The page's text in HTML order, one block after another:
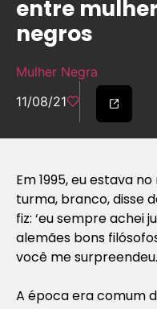
entre
negros
Mulher Negra
11/08/21
Em 1995, eu estava
turma, branco, disse
fiz: ‘eu sempre achei
alemães bons
você me surpreendeu.
A época era comum